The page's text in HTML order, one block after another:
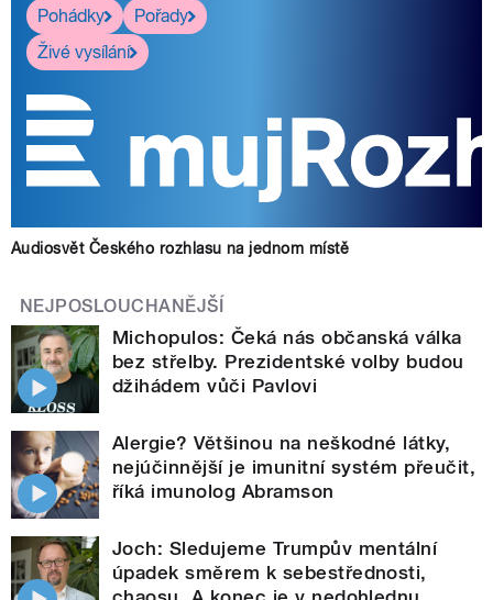
Pohádky
Pořady
Živé vysílání
Audiosvět Českého rozhlasu na jednom místě
NEJPOSLOUCHANĚJŠÍ
Michopulos: Čeká nás občanská válka
bez střelby. Prezidentské volby budou
džihádem vůči Pavlovi
Alergie? Většinou na neškodné látky,
nejúčinnější je imunitní systém přeučit,
říká imunolog Abramson
Joch: Sledujeme Trumpův mentální
úpadek směrem k sebestřednosti,